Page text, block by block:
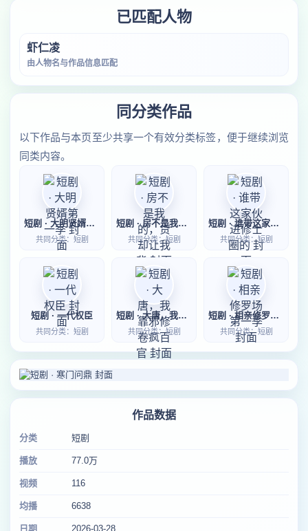
已匹配人物
虾仁凌
由人物名与作品信息匹配
同分类作品
以下作品与本页至少共享一个有效分类标签，便于继续浏览
同类内容。
短剧 · 大明贤婿第一季
共同分类：短剧
短剧 · 房不是我的，贷却让我背
共同分类：短剧
短剧 · 谁带这家伙进修士圈的
共同分类：短剧
短剧 · 一代权臣
共同分类：短剧
短剧 · 大唐，我靠邪修卷疯百官
共同分类：短剧
短剧 · 相亲修罗场第一季
共同分类：短剧
作品数据
分类 短剧
播放 77.0万
视频 116
均播 6638
日期 2026-03-28